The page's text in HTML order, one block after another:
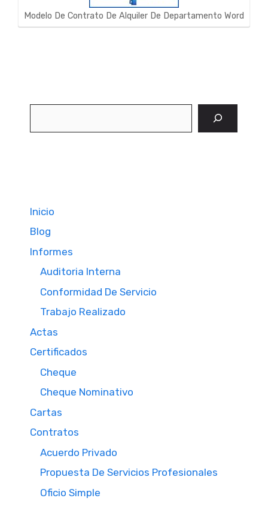
Modelo De Contrato De Alquiler De Departamento Word
Inicio
Blog
Informes
Auditoria Interna
Conformidad De Servicio
Trabajo Realizado
Actas
Certificados
Cheque
Cheque Nominativo
Cartas
Contratos
Acuerdo Privado
Propuesta De Servicios Profesionales
Oficio Simple